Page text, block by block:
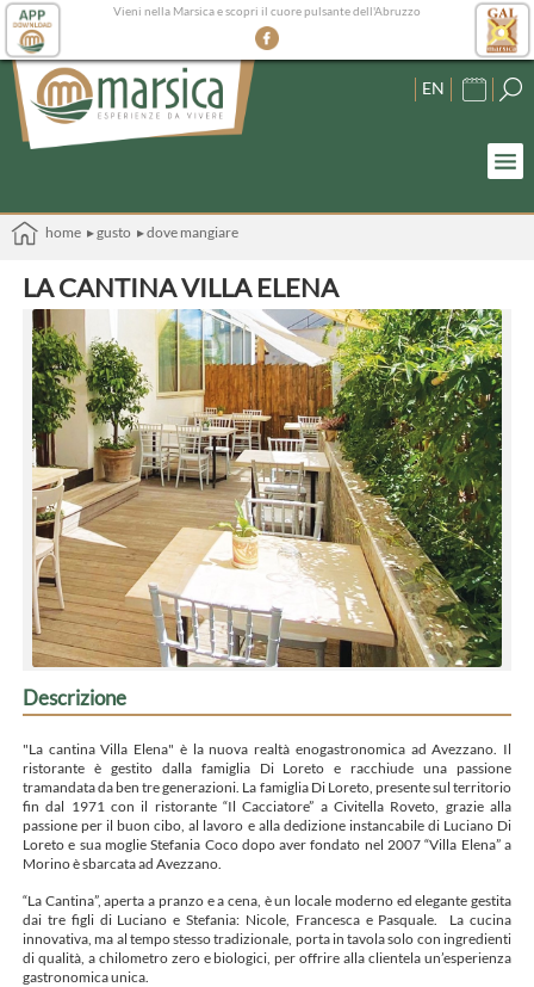
Vieni nella Marsica e scopri il cuore pulsante dell'Abruzzo
EN
home ▸ gusto ▸ dove mangiare
LA CANTINA VILLA ELENA
Descrizione
"La cantina Villa Elena" è la nuova realtà enogastronomica ad Avezzano. Il
ristorante è gestito dalla famiglia Di Loreto e racchiude una passione
tramandata da ben tre generazioni. La famiglia Di Loreto, presente sul territorio
fin dal 1971 con il ristorante “Il Cacciatore” a Civitella Roveto, grazie alla
passione per il buon cibo, al lavoro e alla dedizione instancabile di Luciano Di
Loreto e sua moglie Stefania Coco dopo aver fondato nel 2007 “Villa Elena” a
Morino è sbarcata ad Avezzano.
“La Cantina”, aperta a pranzo e a cena, è un locale moderno ed elegante gestita
dai tre figli di Luciano e Stefania: Nicole, Francesca e Pasquale. La cucina
innovativa, ma al tempo stesso tradizionale, porta in tavola solo con ingredienti
di qualità, a chilometro zero e biologici, per offrire alla clientela un’esperienza
gastronomica unica.